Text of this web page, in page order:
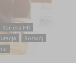
Kariera HR
Rozwój